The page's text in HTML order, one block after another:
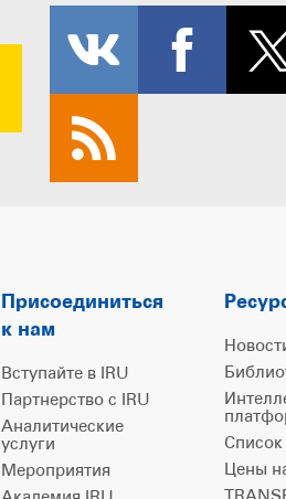
Присоединиться
к нам
Вступайте в IRU
Партнерство с IRU
Аналитические
услуги
Мероприятия
Список
Цены